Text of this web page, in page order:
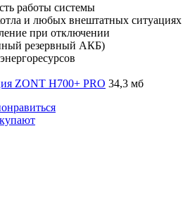
работы системы
и любых внештатных ситуациях
при отключении
резервный АКБ)
ZONT H700+ PRO 34,3 мб